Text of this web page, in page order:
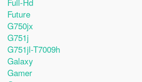
Future
G750jx
G751j
G751jl-T7009h
Galaxy
Gamer